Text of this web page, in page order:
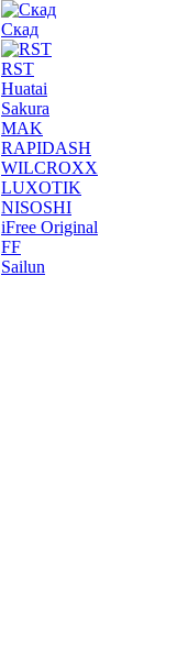
Скад
RST
Huatai
Sakura
MAK
RAPIDASH
WILCROXX
LUXOTIK
NISOSHI
iFree Original
FF
Sailun